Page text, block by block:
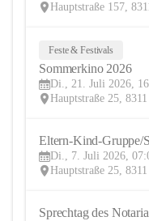
Hauptstraße 157,
Feste & Festivals
Sommerkino 2026
Di., 21. Juli 2026,
Hauptstraße 25,
Eltern-Kind-Gruppe/
Di., 7. Juli 2026,
Hauptstraße 25,